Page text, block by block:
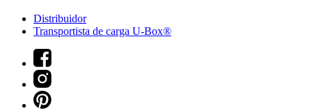
Distribuidor
Transportista de carga U-Box®